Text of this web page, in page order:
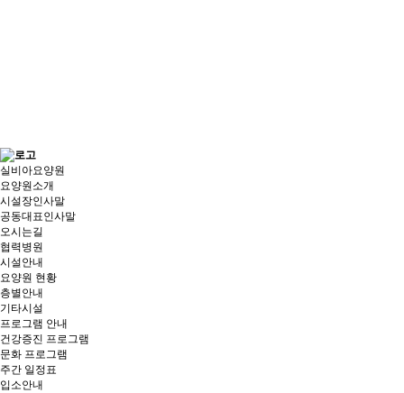
실비아요양원
요양원소개
시설장인사말
공동대표인사말
오시는길
협력병원
시설안내
요양원 현황
층별안내
기타시설
프로그램 안내
건강증진 프로그램
문화 프로그램
주간 일정표
입소안내